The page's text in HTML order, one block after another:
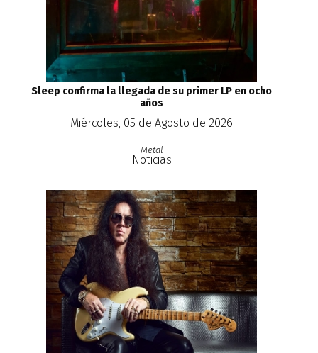
Sleep confirma la llegada de su primer LP en ocho
años
Miércoles, 05 de Agosto de 2026
Metal
Noticias